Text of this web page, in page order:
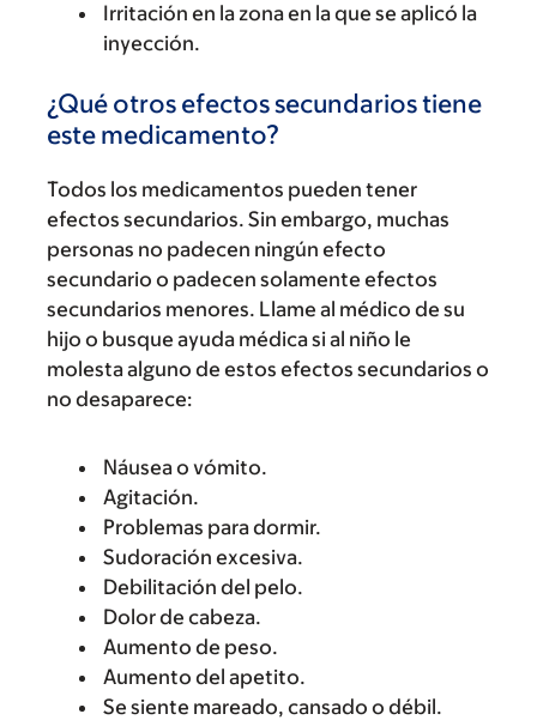
Irritación en la zona en la que se aplicó la
inyección.
¿Qué otros efectos secundarios tiene
este medicamento?
Todos los medicamentos pueden tener
efectos secundarios. Sin embargo, muchas
personas no padecen ningún efecto
secundario o padecen solamente efectos
secundarios menores. Llame al médico de su
hijo o busque ayuda médica si al niño le
molesta alguno de estos efectos secundarios o
no desaparece:
Náusea o vómito.
Agitación.
Problemas para dormir.
Sudoración excesiva.
Debilitación del pelo.
Dolor de cabeza.
Aumento de peso.
Aumento del apetito.
Se siente mareado, cansado o débil.